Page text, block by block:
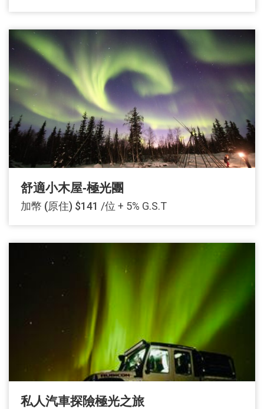
舒適小木屋-極光團
加幣 (原住) $141 /位 + 5% G.S.T
私人汽車探險極光之旅